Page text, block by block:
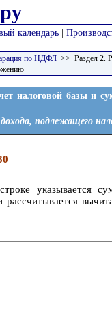
календарь
по НДФЛ >> Раздел 2.
налоговой базы и
подлежащего
указывается
рассчитывается